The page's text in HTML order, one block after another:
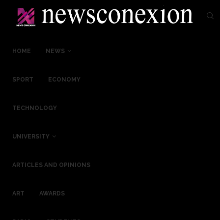
HOME NEWS
SPORT ECONOMY
TECHNOLOGY
UNIVERSITY
ARTICLES AND OPINIONS
ART AWARDS